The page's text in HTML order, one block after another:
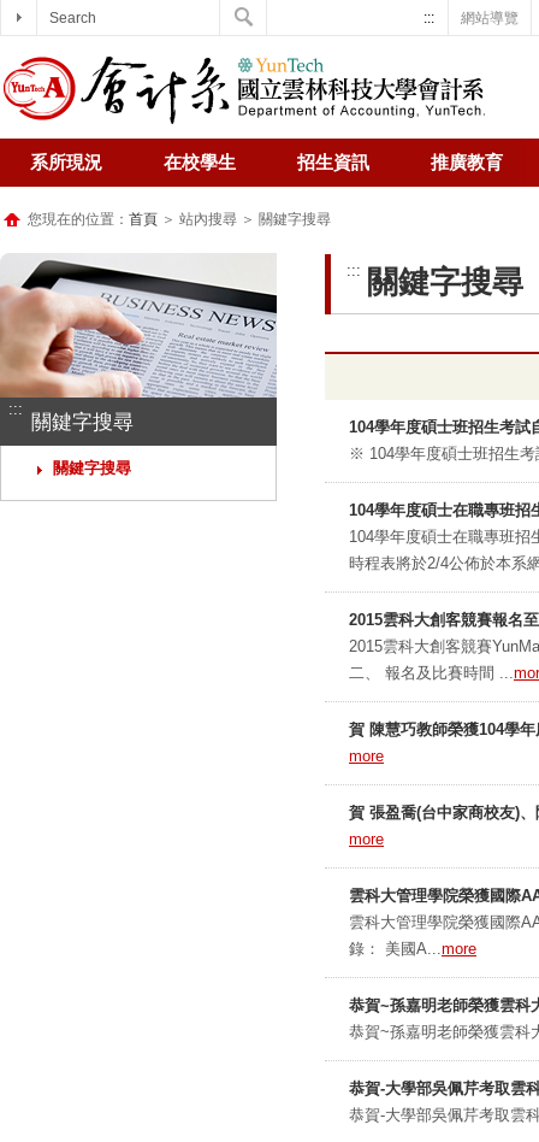
網站導覽
:::
系所現況 在校學生 招生資訊 推廣教育
您現在的位置： 首頁 ＞ 站內搜尋 ＞ 關鍵字搜尋
:::
關鍵字搜尋
關鍵字搜尋
::: 關鍵字搜尋
104學年度碩士班招生考試
※ 104學年度碩士班招生
104學年度碩士在職專班招
104學年度碩士在職專班
時程表將於2/4公佈於本系
2015雲科大創客競賽報名
2015雲科大創客競賽
二、 報名及比賽時間 ...
賀 陳慧巧教師榮獲104學
more
賀 張盈喬(台中家商校友)
more
雲科大管理學院榮獲國際
雲科大管理學院榮獲國際
錄： 美國A...more
恭賀~孫嘉明老師榮獲雲科
恭賀~孫嘉明老師榮獲雲
恭賀-大學部吳佩芹考取雲
恭賀-大學部吳佩芹考取雲
Search